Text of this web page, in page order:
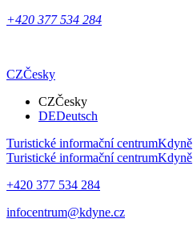
+420 377 534 284
CZČesky
CZČesky
DEDeutsch
Turistické informační centrumKdyně
Turistické informační centrumKdyně
+420 377 534 284
infocentrum@kdyne.cz